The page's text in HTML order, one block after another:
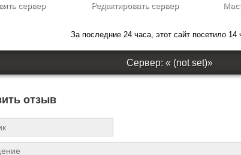
сервер Редактировать сервер
За последние 24 часа, этот сайт посетило 14
Сервер: « (not set)»
отзыв